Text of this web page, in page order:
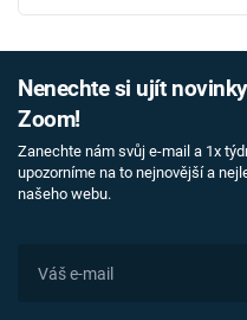
Nenechte si ujít
Zoom!
Zanechte nám svůj e-mail a 1x
upozorníme na to nejnovější a
našeho webu.